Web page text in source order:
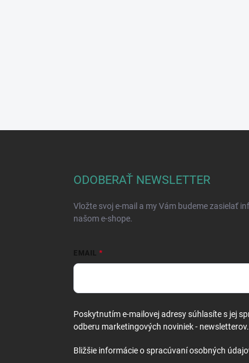
ODOBERAŤ NEWSLETTER
Vložte svoj e-mail a my Vám budeme zasielať
našom e-shope.
EMAIL
Poskytnutím e-mailovej adresy súhlasíte s jej
odberu marketingových noviniek - newsletterov.
Bližšie informácie o spracúvaní osobných